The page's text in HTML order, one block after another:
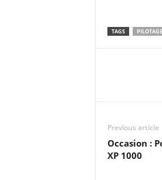
TAGS PILOTAGE
Previous article
Occasion :
XP 1000